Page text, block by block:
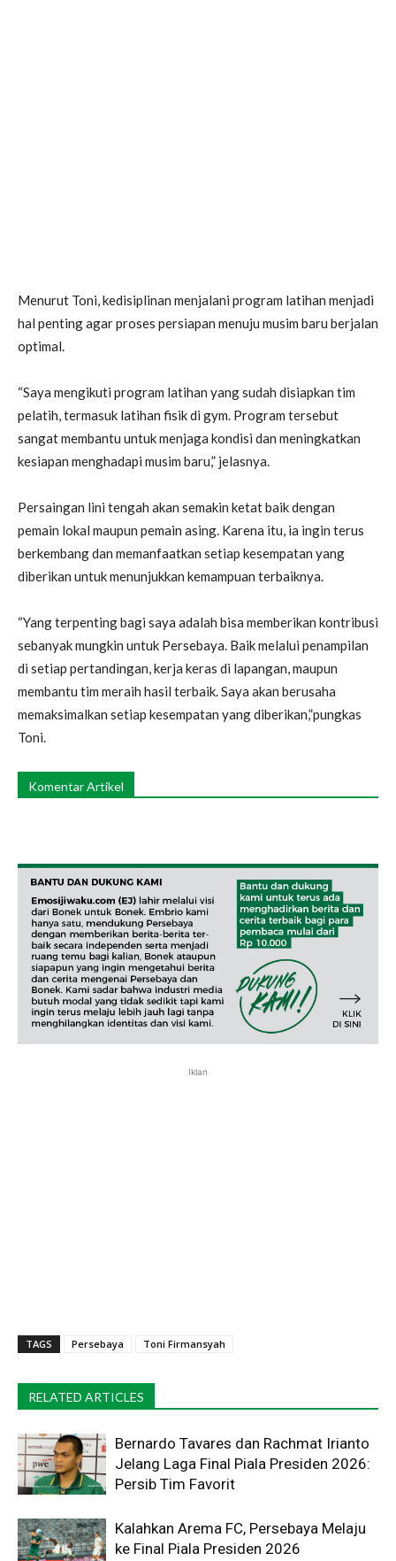
Menurut Toni, kedisiplinan menjalani program latihan menjadi
hal penting agar proses persiapan menuju musim baru berjalan
optimal.
“Saya mengikuti program latihan yang sudah disiapkan tim
pelatih, termasuk latihan fisik di gym. Program tersebut
sangat membantu untuk menjaga kondisi dan meningkatkan
kesiapan menghadapi musim baru,” jelasnya.
Persaingan lini tengah akan semakin ketat baik dengan
pemain lokal maupun pemain asing. Karena itu, ia ingin terus
berkembang dan memanfaatkan setiap kesempatan yang
diberikan untuk menunjukkan kemampuan terbaiknya.
“Yang terpenting bagi saya adalah bisa memberikan kontribusi
sebanyak mungkin untuk Persebaya. Baik melalui penampilan
di setiap pertandingan, kerja keras di lapangan, maupun
membantu tim meraih hasil terbaik. Saya akan berusaha
memaksimalkan setiap kesempatan yang diberikan,”pungkas
Toni.
Komentar Artikel
Iklan
TAGS Persebaya Toni Firmansyah
RELATED ARTICLES
Bernardo Tavares dan Rachmat Irianto
Jelang Laga Final Piala Presiden 2026:
Persib Tim Favorit
Kalahkan Arema FC, Persebaya Melaju
ke Final Piala Presiden 2026